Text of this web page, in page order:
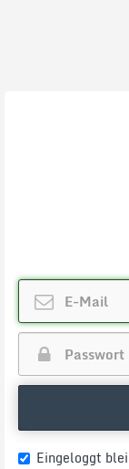
Eingeloggt